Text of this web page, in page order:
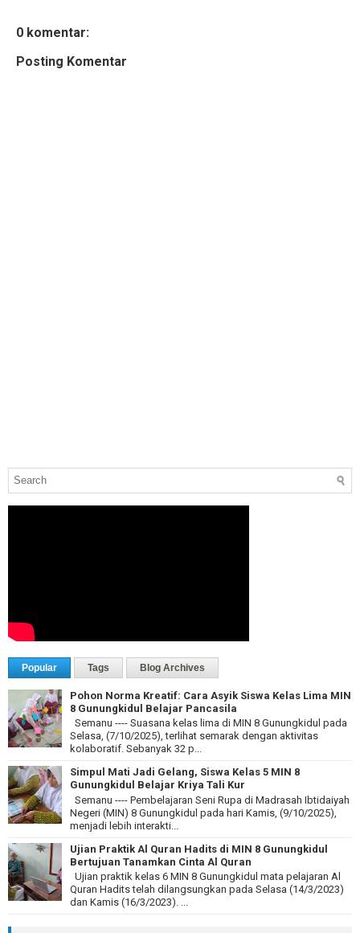
0 komentar:
Posting Komentar
Popular Tags Blog Archives
Pohon Norma Kreatif: Cara Asyik Siswa Kelas Lima MIN
8 Gunungkidul Belajar Pancasila
Semanu ---- Suasana kelas lima di MIN 8 Gunungkidul pada
Selasa, (7/10/2025), terlihat semarak dengan aktivitas
kolaboratif. Sebanyak 32 p...
Simpul Mati Jadi Gelang, Siswa Kelas 5 MIN 8
Gunungkidul Belajar Kriya Tali Kur
Semanu ---- Pembelajaran Seni Rupa di Madrasah Ibtidaiyah
Negeri (MIN) 8 Gunungkidul pada hari Kamis, (9/10/2025),
menjadi lebih interakti...
Ujian Praktik Al Quran Hadits di MIN 8 Gunungkidul
Bertujuan Tanamkan Cinta Al Quran
Ujian praktik kelas 6 MIN 8 Gunungkidul mata pelajaran Al
Quran Hadits telah dilangsungkan pada Selasa (14/3/2023)
dan Kamis (16/3/2023). ...